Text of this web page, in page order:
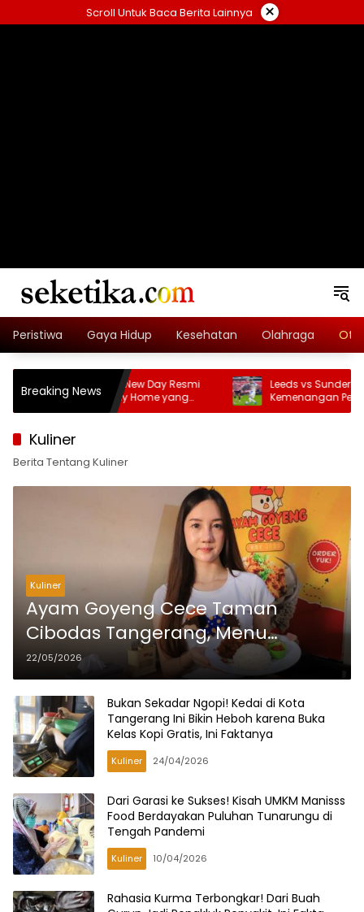
to
Scroll Untuk Baca Berita Lainnya ×
Peristiwa Gaya Hidup Kesehatan Olahraga
Breaking News
New Day Resmi
Home yang
Leeds vs Sunderland: The Whites Raih
Kemenangan Perdana di Tur Amerika
Serikat
Kuliner
Berita Tentang Kuliner
Kuliner
Ayam Goyeng Cece Taman
Cibodas Tangerang, Menu
Rumahan dengan Rasa Khas
yang Bikin Balik Lagi
22/05/2026
Bukan Sekadar Ngopi! Kedai di Kota
Tangerang Ini Bikin Heboh karena Buka
Kelas Kopi Gratis, Ini Faktanya
Kuliner 24/04/2026
Dari Garasi ke Sukses! Kisah UMKM Manisss
Food Berdayakan Puluhan Tunarungu di
Tengah Pandemi
Kuliner 10/04/2026
Rahasia Kurma Terbongkar! Dari Buah